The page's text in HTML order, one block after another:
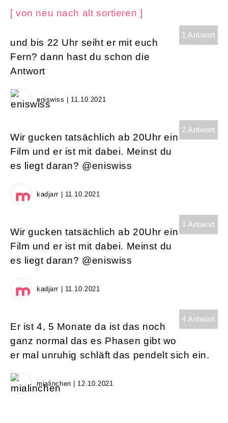
[ von neu nach alt sortieren ]
1 Antwort
und bis 22 Uhr seiht er mit euch
Fern? dann hast du schon die
Antwort
eniswiss | 11.10.2021
2 Antwort
Wir gucken tatsächlich ab 20Uhr ein
Film und er ist mit dabei. Meinst du
es liegt daran? @eniswiss
kadjarr | 11.10.2021
3 Antwort
Wir gucken tatsächlich ab 20Uhr ein
Film und er ist mit dabei. Meinst du
es liegt daran? @eniswiss
kadjarr | 11.10.2021
4 Antwort
Er ist 4, 5 Monate da ist das noch
ganz normal das es Phasen gibt wo
er mal unruhig schläft das pendelt sich ein.
mialinchen | 12.10.2021